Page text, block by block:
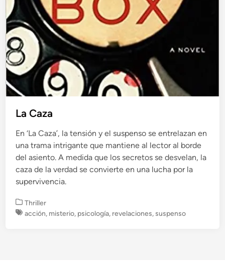
La Caza
En ‘La Caza’, la tensión y el suspenso se entrelazan en
una trama intrigante que mantiene al lector al borde
del asiento. A medida que los secretos se desvelan, la
caza de la verdad se convierte en una lucha por la
supervivencia.
P
u
Thriller
acción, misterio, psicología, revelaciones,suspenso